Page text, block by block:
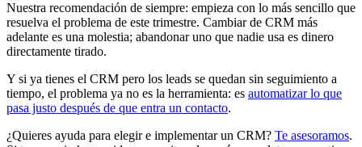
Nuestra recomendación de siempre: empieza con lo más sencillo que
resuelva el problema de este trimestre. Cambiar de CRM más
adelante es una molestia; abandonar uno que nadie usa es dinero
directamente tirado.
Y si ya tienes el CRM pero los leads se quedan sin seguimiento a
tiempo, el problema ya no es la herramienta: es automatizar lo que
pasa justo después de que entra un contacto.
¿Quieres ayuda para elegir e implementar un CRM? Te asesoramos.